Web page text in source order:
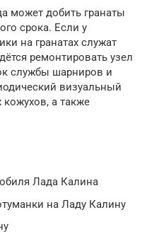
может добить гранаты
срока. Если у
на гранатах служат
ремонтировать узел
службы шарниров и
визуальный
а также
Лада Калина
на Ладу Калину